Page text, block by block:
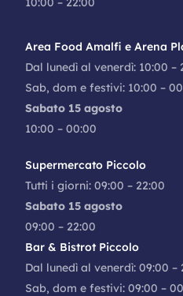
Area Food Amalfi e Arena
Dal lunedì al venerdì: 10:00 –
Sab, dom e festivi: 10:00 –
Sabato 15 agosto
10:00 – 00:00
Supermercato Piccolo
Tutti i giorni: 09:00 – 22:00
Sabato 15 agosto
09:00 – 22:00
Bar & Bistrot Piccolo
Dal lunedì al venerdì: 09:00 –
Sab, dom e festivi: 09:00 –